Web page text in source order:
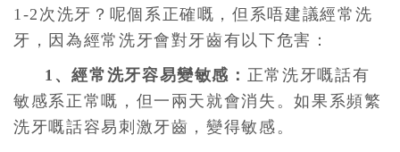
1-2次洗牙？呢個系正確嘅，但系唔建議經常洗
牙，因為經常洗牙會對牙齒有以下危害：
1、經常洗牙容易變敏感： 正常洗牙嘅話有
敏感系正常嘅，但一兩天就會消失。如果系頻繁
洗牙嘅話容易刺激牙齒，變得敏感。